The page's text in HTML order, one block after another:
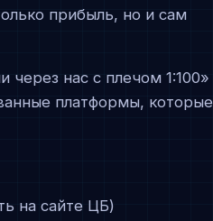
прибыль, но и сам
через нас с плечом 1:100»
платформы, которые
на сайте ЦБ)